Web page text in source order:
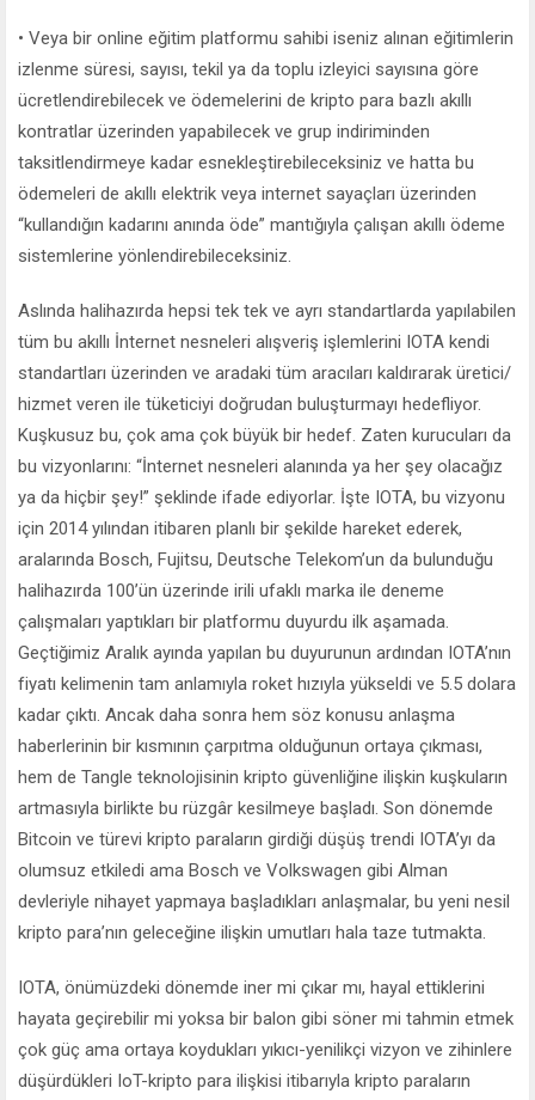
• Veya bir online eğitim platformu sahibi iseniz alınan eğitimlerin
izlenme süresi, sayısı, tekil ya da toplu izleyici sayısına göre
ücretlendirebilecek ve ödemelerini de kripto para bazlı akıllı
kontratlar üzerinden yapabilecek ve grup indiriminden
taksitlendirmeye kadar esnekleştirebileceksiniz ve hatta bu
ödemeleri de akıllı elektrik veya internet sayaçları üzerinden
“kullandığın kadarını anında öde” mantığıyla çalışan akıllı ödeme
sistemlerine yönlendirebileceksiniz.
Aslında halihazırda hepsi tek tek ve ayrı standartlarda yapılabilen
tüm bu akıllı İnternet nesneleri alışveriş işlemlerini IOTA kendi
standartları üzerinden ve aradaki tüm aracıları kaldırarak üretici/
hizmet veren ile tüketiciyi doğrudan buluşturmayı hedefliyor.
Kuşkusuz bu, çok ama çok büyük bir hedef. Zaten kurucuları da
bu vizyonlarını: “İnternet nesneleri alanında ya her şey olacağız
ya da hiçbir şey!” şeklinde ifade ediyorlar. İşte IOTA, bu vizyonu
için 2014 yılından itibaren planlı bir şekilde hareket ederek,
aralarında Bosch, Fujitsu, Deutsche Telekom’un da bulunduğu
halihazırda 100’ün üzerinde irili ufaklı marka ile deneme
çalışmaları yaptıkları bir platformu duyurdu ilk aşamada.
Geçtiğimiz Aralık ayında yapılan bu duyurunun ardından IOTA’nın
fiyatı kelimenin tam anlamıyla roket hızıyla yükseldi ve 5.5 dolara
kadar çıktı. Ancak daha sonra hem söz konusu anlaşma
haberlerinin bir kısmının çarpıtma olduğunun ortaya çıkması,
hem de Tangle teknolojisinin kripto güvenliğine ilişkin kuşkuların
artmasıyla birlikte bu rüzgâr kesilmeye başladı. Son dönemde
Bitcoin ve türevi kripto paraların girdiği düşüş trendi IOTA’yı da
olumsuz etkiledi ama Bosch ve Volkswagen gibi Alman
devleriyle nihayet yapmaya başladıkları anlaşmalar, bu yeni nesil
kripto para’nın geleceğine ilişkin umutları hala taze tutmakta.
IOTA, önümüzdeki dönemde iner mi çıkar mı, hayal ettiklerini
hayata geçirebilir mi yoksa bir balon gibi söner mi tahmin etmek
çok güç ama ortaya koydukları yıkıcı-yenilikçi vizyon ve zihinlere
düşürdükleri IoT-kripto para ilişkisi itibarıyla kripto paraların